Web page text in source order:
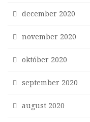
december 2020
november 2020
október 2020
september 2020
august 2020